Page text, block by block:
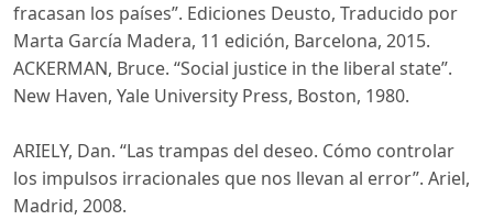
fracasan los países”. Ediciones Deusto, Traducido por
Marta García Madera, 11 edición, Barcelona, 2015.
ACKERMAN, Bruce. “Social justice in the liberal state”.
New Haven, Yale University Press, Boston, 1980.
ARIELY, Dan. “Las trampas del deseo. Cómo controlar
los impulsos irracionales que nos llevan al error”. Ariel,
Madrid, 2008.